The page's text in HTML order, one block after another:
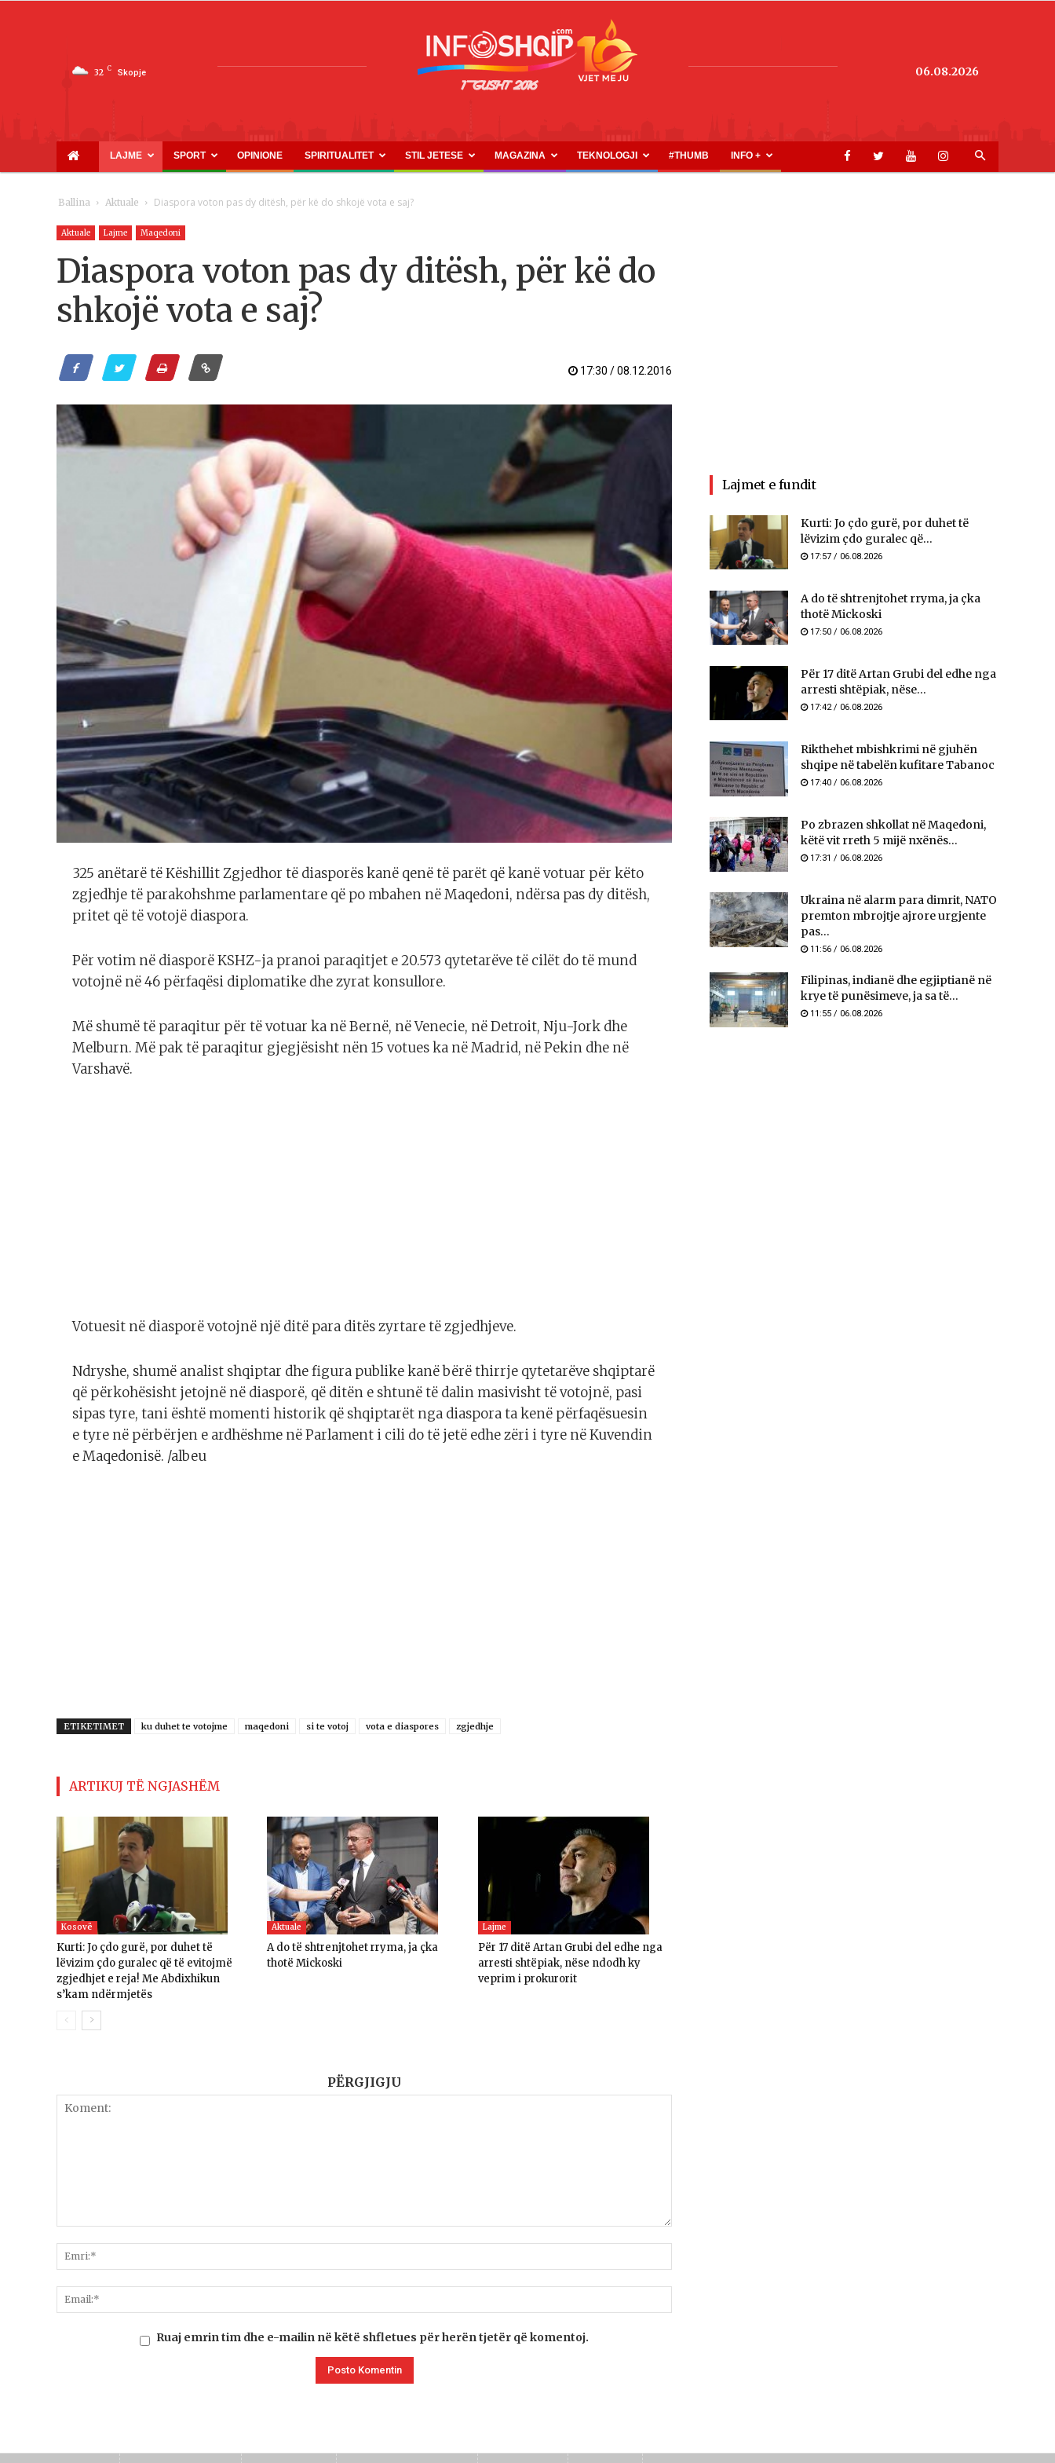
32 C Skopje
INFOSHQIP.COM
06.08.2026
LAJME SPORT OPINIONE SPIRITUALITET STIL JETESE MAGAZINA TEKNOLOGJI #THUMB INFO +
Ballina Aktuale Diaspora voton pas dy ditësh, për kë do shkojë vota e saj?
Aktuale Lajme Maqedoni
Diaspora voton pas dy ditësh, për kë do
shkojë vota e saj?
17:30 / 08.12.2016
325 anëtarë të Këshillit Zgjedhor të diasporës kanë qenë të parët që kanë votuar për këto
zgjedhje të parakohshme parlamentare që po mbahen në Maqedoni, ndërsa pas dy ditësh,
pritet që të votojë diaspora.
Për votim në diasporë KSHZ-ja pranoi paraqitjet e 20.573 qytetarëve të cilët do të mund
votojnë në 46 përfaqësi diplomatike dhe zyrat konsullore.
Më shumë të paraqitur për të votuar ka në Bernë, në Venecie, në Detroit, Nju-Jork dhe
Melburn. Më pak të paraqitur gjegjësisht nën 15 votues ka në Madrid, në Pekin dhe në
Varshavë.
Votuesit në diasporë votojnë një ditë para ditës zyrtare të zgjedhjeve.
Ndryshe, shumë analist shqiptar dhe figura publike kanë bërë thirrje qytetarëve shqiptarë
që përkohësisht jetojnë në diasporë, që ditën e shtunë të dalin masivisht të votojnë, pasi
sipas tyre, tani është momenti historik që shqiptarët nga diaspora ta kenë përfaqësuesin
e tyre në përbërjen e ardhëshme në Parlament i cili do të jetë edhe zëri i tyre në Kuvendin
e Maqedonisë. /albeu
ETIKETIMET ku duhet te votojme maqedoni si te votoj vota e diaspores zgjedhje
ARTIKUJ TË NGJASHËM
Kosovë
Kurti: Jo çdo gurë, por duhet të
lëvizim çdo guralec që të evitojmë
zgjedhjet e reja! Me Abdixhikun
s’kam ndërmjetës
Aktuale
A do të shtrenjtohet rryma, ja çka
thotë Mickoski
Lajme
Për 17 ditë Artan Grubi del edhe nga
arresti shtëpiak, nëse ndodh ky
veprim i prokurorit
PËRGJIGJU
Ruaj emrin tim dhe e-mailin në këtë shfletues për herën tjetër që komentoj.
Lajmet e fundit
Kurti: Jo çdo gurë, por duhet të
lëvizim çdo guralec që...
17:57 / 06.08.2026
A do të shtrenjtohet rryma, ja çka
thotë Mickoski
17:50 / 06.08.2026
Për 17 ditë Artan Grubi del edhe nga
arresti shtëpiak, nëse...
17:42 / 06.08.2026
Rikthehet mbishkrimi në gjuhën
shqipe në tabelën kufitare Tabanoc
17:40 / 06.08.2026
Po zbrazen shkollat në Maqedoni,
këtë vit rreth 5 mijë nxënës...
17:31 / 06.08.2026
Ukraina në alarm para dimrit, NATO
premton mbrojtje ajrore urgjente
pas...
11:56 / 06.08.2026
Filipinas, indianë dhe egjiptianë në
krye të punësimeve, ja sa të...
11:55 / 06.08.2026